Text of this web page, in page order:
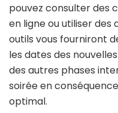
pouvez consulter des
en ligne ou utiliser des
outils vous fourniront
les dates des
des autres phases
soirée en
optimal.